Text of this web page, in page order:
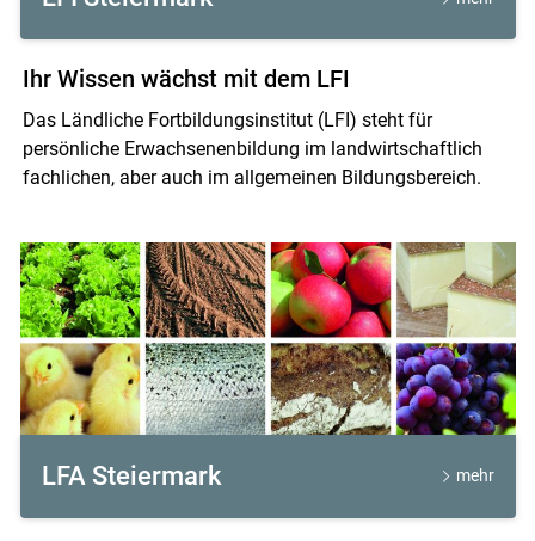
Ihr Wissen wächst mit dem LFI
Das Ländliche Fortbildungsinstitut (LFI) steht für
persönliche Erwachsenenbildung im landwirtschaftlich
fachlichen, aber auch im allgemeinen Bildungsbereich.
LFA Steiermark mehr